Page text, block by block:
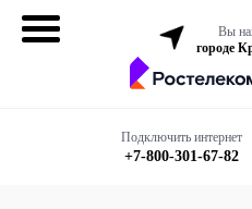
Вы
городе
Подключить интернет
+7-800-301-67-82